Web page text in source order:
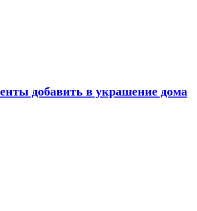
добавить в украшение дома